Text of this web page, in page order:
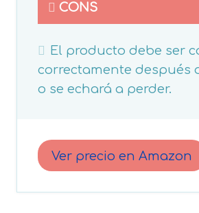
CONS
El producto debe ser
correctamente después
o se echará a perder.
Ver precio en Amazon